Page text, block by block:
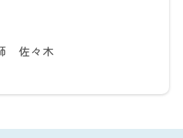
々木